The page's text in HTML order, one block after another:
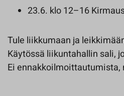
23.6. klo 12–16
Tule liikkumaan ja
Käytössä liikuntahallin sali,
Ei ennakkoilmoittautumista,